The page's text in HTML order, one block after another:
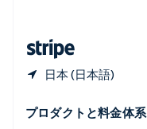
日本 (日本語)
プロダクトと料金体系